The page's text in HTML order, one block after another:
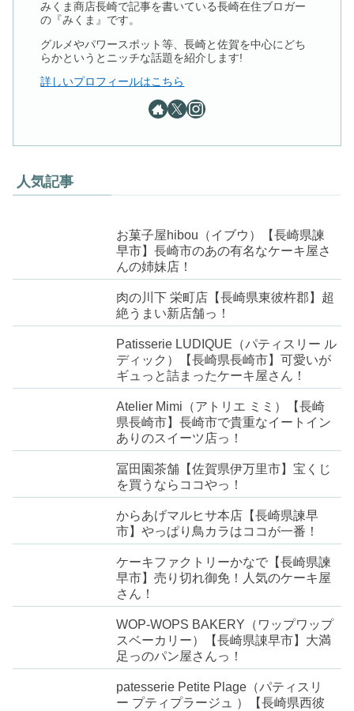
みくま商店長崎で記事を書いている長崎在住ブロガー
の『みくま』です。
グルメやパワースポット等、長崎と佐賀を中心にどち
らかというとニッチな話題を紹介します!
詳しいプロフィールはこちら
人気記事
お菓子屋hibou（イブウ）【長崎県諫
早市】長崎市のあの有名なケーキ屋さ
んの姉妹店！
肉の川下 栄町店【長崎県東彼杵郡】超
絶うまい新店舗っ！
Patisserie LUDIQUE（パティスリー ル
ディック）【長崎県長崎市】可愛いが
ギュっと詰まったケーキ屋さん！
Atelier Mimi（アトリエ ミミ）【長崎
県長崎市】長崎市で貴重なイートイン
ありのスイーツ店っ！
冨田園茶舗【佐賀県伊万里市】宝くじ
を買うならココやっ！
からあげマルヒサ本店【長崎県諫早
市】やっぱり鳥カラはココが一番！
ケーキファクトリーかなで【長崎県諫
早市】売り切れ御免！人気のケーキ屋
さん！
WOP-WOPS BAKERY（ワップワップ
スベーカリー）【長崎県諌早市】大満
足っのパン屋さんっ！
patesserie Petite Plage（パティスリ
ー プティプラージュ ）【長崎県西彼